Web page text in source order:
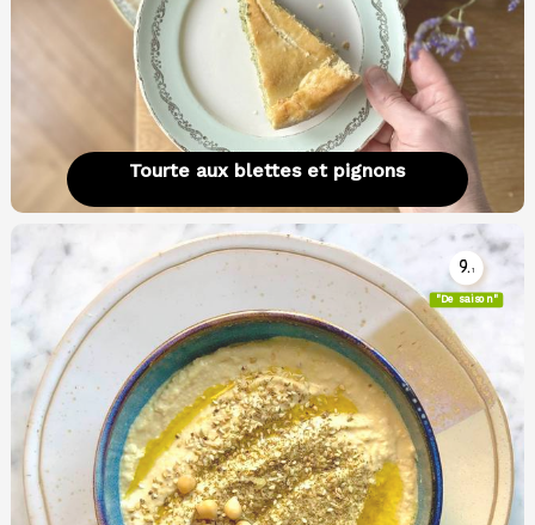
Tourte aux blettes et pignons
9.1
"De saison"